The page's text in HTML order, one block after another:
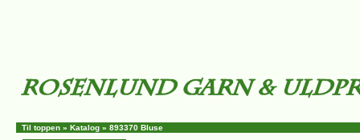
Til toppen » Katalog » 893370 Bluse